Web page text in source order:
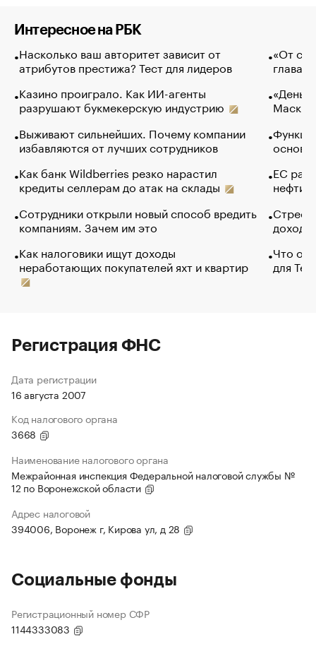
Интересное на РБК
Насколько ваш авторитет зависит от
атрибутов престижа? Тест для лидеров
Казино проиграло. Как ИИ-агенты
разрушают букмекерскую индустрию
Выживают сильнейших. Почему компании
избавляются от лучших сотрудников
Как банк Wildberries резко нарастил
кредиты селлерам до атак на склады
Сотрудники открыли новый способ вредить
компаниям. Зачем им это
Как налоговики ищут доходы
неработающих покупателей яхт и квартир
«От
глава
Маск в
основ
ЕС
нефти
Что
для
Регистрация ФНС
Дата регистрации
16 августа 2007
Код налогового органа
3668
Наименование налогового органа
Межрайонная инспекция Федеральной налоговой службы №
12 по Воронежской области
Адрес налоговой
394006, Воронеж г, Кирова ул, д 28
Социальные фонды
Регистрационный номер СФР
1144333083